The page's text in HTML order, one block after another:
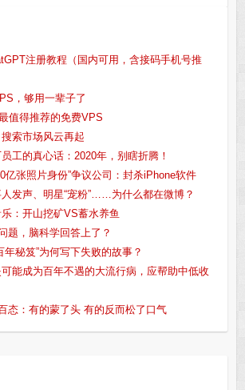
注册教程（国内可用，含接码手机号推
，够用一辈子了
值得推荐的免费VPS
索市场风云再起
工的真心话：2020年，别瞎折腾！
亿张照片身份”争议公司：封杀iPhone软件
发声、明星“宠粉”……为什么都在微博？
：开山挖矿VS蓄水养鱼
题，脑科学回答上了？
年秘笈”为何写下失败的故事？
能成为百年不遇的大流行病，应帮助中低收
态：有的蒙了头 有的反而松了口气